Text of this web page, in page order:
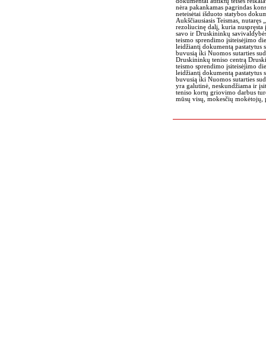
nėra pakankamas pagrindas
neteisėtai išduoto statybos
Aukščiausiasis Teismas,
rezoliucinę dalį, kuria
savo ir Druskininkų
teismo sprendimo įsiteisėjimo
leidžiantį dokumentą pastatytus
buvusią iki Nuomos sutarties
Druskininkų teniso centrą
teismo sprendimo įsiteisėjimo
leidžiantį dokumentą pastatytus
buvusią iki Nuomos sutarties
yra galutinė, neskundžiama ir
teniso kortų griovimo darbus
mūsų visų, mokesčių mokėtojų,